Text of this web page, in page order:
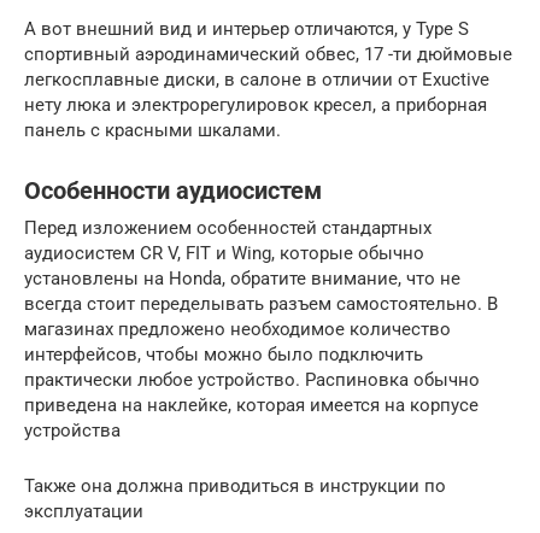
А вот внешний вид и интерьер отличаются, у Type S
спортивный аэродинамический обвес, 17 -ти дюймовые
легкосплавные диски, в салоне в отличии от Exuctive
нету люка и электрорегулировок кресел, а приборная
панель с красными шкалами.
Особенности аудиосистем
Перед изложением особенностей стандартных
аудиосистем CR V, FIT и Wing, которые обычно
установлены на Honda, обратите внимание, что не
всегда стоит переделывать разъем самостоятельно. В
магазинах предложено необходимое количество
интерфейсов, чтобы можно было подключить
практически любое устройство. Распиновка обычно
приведена на наклейке, которая имеется на корпусе
устройства
Также она должна приводиться в инструкции по
эксплуатации